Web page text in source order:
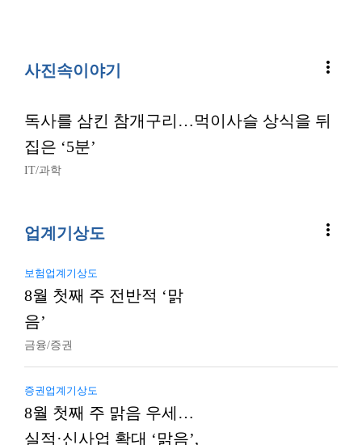
사진속이야기 more_vert
독사를 삼킨 참개구리…먹이사슬 상식을 뒤
집은 ‘5분’
IT/과학
업계기상도 more_vert
보험업계기상도
8월 첫째 주 전반적 ‘맑
음’
금융/증권
증권업계기상도
8월 첫째 주 맑음 우세…
실적·신사업 확대 ‘맑음’,